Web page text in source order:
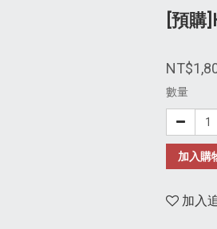
[預購
數量
加入購
加入